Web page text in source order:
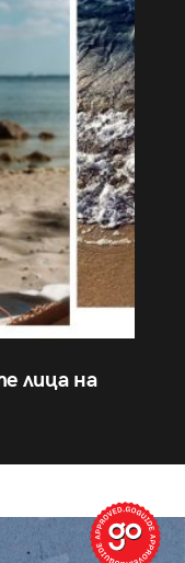
лица на